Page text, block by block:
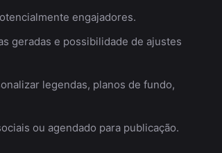
engajadores.
geradas e possibilidade de ajustes
legendas, planos de fundo,
ou agendado para publicação.